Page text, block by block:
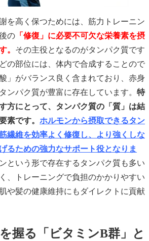
を高く保つためには、筋力トレーニン
の 「修復」に必要不可欠な栄養素を摂
。 その主役となるのがタンパク質です
の部位には、体内で合成することので
」がバランス良く含まれており、赤身
ンパク質が豊富に存在しています。 特
方にとって、タンパク質の「質」は結
素です。 ホルモンから摂取できるタン
繊維を効率よく修復し、より強くしな
るための強力なサポート役となりま
という形で存在するタンパク質も多い
、トレーニングで負担のかかりやすい
や髪の健康維持にもダイレクトに貢献
握る「ビタミンB群」と